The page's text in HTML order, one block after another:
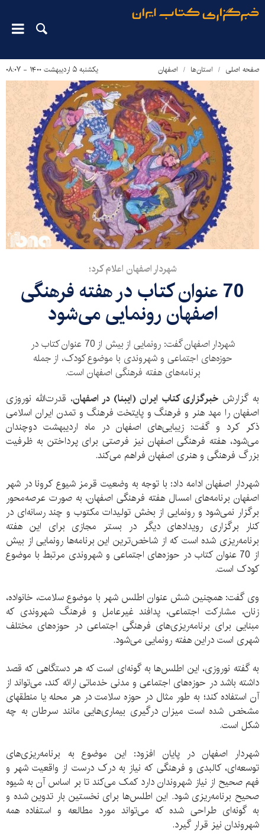
صفحه اصلی استان‌ها اصفهان یکشنبه ۵ اردیبهشت ۱۴۰۰ - ۰۸:۰۷
شهردار اصفهان اعلام کرد؛
70 عنوان کتاب در هفته فرهنگی
اصفهان رونمایی می‌شود
شهردار اصفهان گفت: رونمایی از بیش از 70 عنوان کتاب در
حوزه‌های اجتماعی و شهروندی با موضوع کودک، از جمله
برنامه‌های هفته فرهنگی اصفهان است.
به گزارش خبرگزاری کتاب ایران (ایبنا) در اصفهان، قدرت‌الله نوروزی
اصفهان را مهد هنر و فرهنگ و پایتخت فرهنگ و تمدن ایران اسلامی
ذکر کرد و گفت: زیبایی‌های اصفهان در ماه اردیبهشت دوچندان
می‌شود، هفته فرهنگی اصفهان نیز فرصتی برای پرداختن به ظرفیت
بزرگ فرهنگی و هنری اصفهان فراهم می‌کند.
شهردار اصفهان ادامه داد: با توجه به وضعیت قرمز شیوع کرونا در شهر
اصفهان برنامه‌های امسال هفته فرهنگی اصفهان، به صورت عرصه‌محور
برگزار نمی‌شود و رونمایی از بخش تولیدات مکتوب و چند رسانه‌ای در
کنار برگزاری رویدادهای دیگر در بستر مجازی برای این هفته
برنامه‌ریزی شده است که از شاخص‌ترین این برنامه‌ها رونمایی از بیش
از 70 عنوان کتاب در حوزه‌های اجتماعی و شهروندی مرتبط با موضوع
کودک است.
وی گفت: همچنین شش عنوان اطلس شهر با موضوع سلامت، خانواده،
زنان، مشارکت اجتماعی، پدافند غیرعامل و فرهنگ شهروندی که
مبنایی برای برنامه‌ریزی‌های فرهنگی اجتماعی در حوزه‌های مختلف
شهری است دراین هفته رونمایی می‌شود.
به گفته نوروزی، این اطلس‌ها به گونه‌ای است که هر دستگاهی که قصد
داشته باشد در حوزه‌های اجتماعی و مدنی خدماتی ارائه کند، می‌تواند از
آن استفاده کند؛ به طور مثال در حوزه سلامت در هر محله یا منطقهای
مشخص شده است میزان درگیری بیماری‌هایی مانند سرطان به چه
شکل است.
شهردار اصفهان در پایان افزود: این موضوع به برنامه‌ریزی‌های
توسعه‌ای، کالبدی و فرهنگی که نیاز به درک درست از واقعیت شهر و
فهم صحیح از نیاز شهروندان دارد کمک می‌کند تا بر اساس آن به شیوه
صحیح برنامه‌ریزی شود. این اطلس‌ها برای نخستین بار تدوین شده و
به گونه‌ای طراحی شده که می‌تواند مورد مطالعه و استفاده همه
شهروندان نیز قرار گیرد.